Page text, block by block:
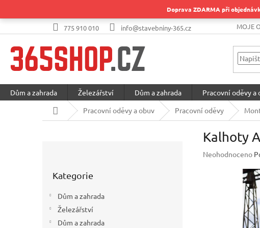
Doprava ZDARMA při
775 910 010 info@stavebniny-365.cz MOJE
Dům a zahrada Železářství Dům a zahrada Pracovní oděvy a
Domů
Pracovní oděvy a obuv Pracovní oděvy
kategorie
Kategorie
Dům a zahrada
Železářství
Dům a zahrada
Kalhoty
Průměrné
Neohodnoceno